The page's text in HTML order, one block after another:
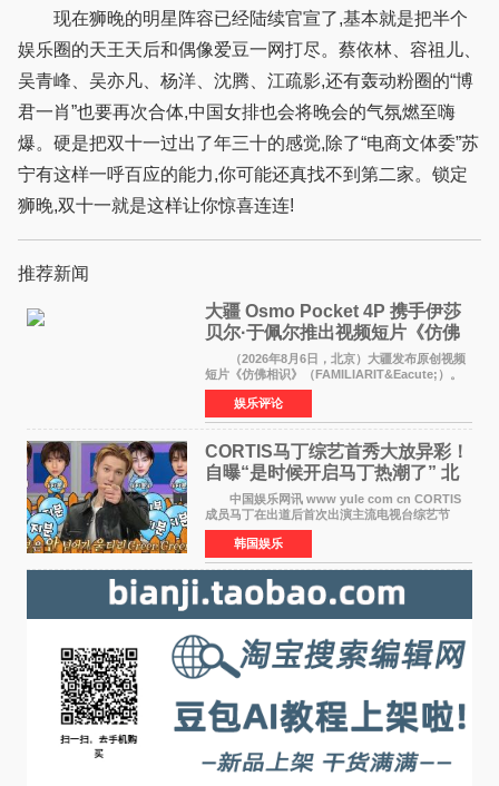
现在狮晚的明星阵容已经陆续官宣了,基本就是把半个
娱乐圈的天王天后和偶像爱豆一网打尽。蔡依林、容祖儿、
吴青峰、吴亦凡、杨洋、沈腾、江疏影,还有轰动粉圈的“博
君一肖”也要再次合体,中国女排也会将晚会的气氛燃至嗨
爆。硬是把双十一过出了年三十的感觉,除了“电商文体委”苏
宁有这样一呼百应的能力,你可能还真找不到第二家。锁定
狮晚,双十一就是这样让你惊喜连连!
推荐新闻
大疆 Osmo Pocket 4P 携手伊莎
贝尔·于佩尔推出视频短片《仿佛
相识》
（2026年8月6日，北京）大疆发布原创视频
短片《仿佛相识》（FAMILIARIT&Eacute;）。
视频短片由戛纳国际电影节最佳女演员伊莎贝尔·
于佩尔（Isabelle Huppert）主演，全程使用大
疆首款双主摄口
娱乐评论
CORTIS马丁综艺首秀大放异彩！
自曝“是时候开启马丁热潮了” 北
美巡演火热进行中
中国娱乐网讯 www yule com cn CORTIS
成员马丁在出道后首次出演主流电视台综艺节
目，展现了多才多艺的魅力。 马丁出演了5日
播出的MBC《Radio Star》Fashion与Passion
之间，I&lsquo;m
韩国娱乐